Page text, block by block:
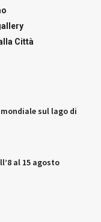
Città
sul lago di
al 15 agosto